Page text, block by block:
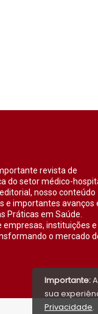
revista de
do setor médico-
nosso conteúdo
e importantes avanços
Práticas em Saúde.
empresas, instituições e
o mercado
Importante:
sua
Privacidade.